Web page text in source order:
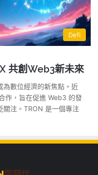
Defi
共創Web3新未來
為數位經濟的新焦點。近
作，旨在促進 Web3 的發
關注。TRON 是一個專注